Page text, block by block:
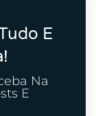
E
Na
E